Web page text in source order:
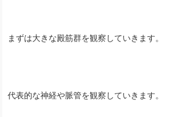
まずは大きな殿筋群を観察していきます。
代表的な神経や脈管を観察していきます。